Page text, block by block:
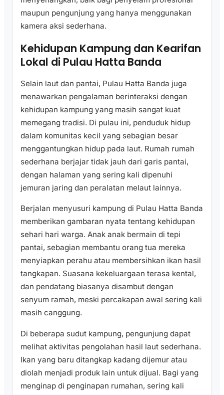
maupun pengunjung yang hanya menggunakan
kamera aksi sederhana.
Kehidupan Kampung dan Kearifan
Lokal di Pulau Hatta Banda
Selain laut dan pantai, Pulau Hatta Banda juga
menawarkan pengalaman berinteraksi dengan
kehidupan kampung yang masih sangat kuat
memegang tradisi. Di pulau ini, penduduk hidup
dalam komunitas kecil yang sebagian besar
menggantungkan hidup pada laut. Rumah rumah
sederhana berjajar tidak jauh dari garis pantai,
dengan halaman yang sering kali dipenuhi
jemuran jaring dan peralatan melaut lainnya.
Berjalan menyusuri kampung di Pulau Hatta Banda
memberikan gambaran nyata tentang kehidupan
sehari hari warga. Anak anak bermain di tepi
pantai, sebagian membantu orang tua mereka
menyiapkan perahu atau membersihkan ikan hasil
tangkapan. Suasana kekeluargaan terasa kental,
dan pendatang biasanya disambut dengan
senyum ramah, meski percakapan awal sering kali
masih canggung.
Di beberapa sudut kampung, pengunjung dapat
melihat aktivitas pengolahan hasil laut sederhana.
Ikan yang baru ditangkap kadang dijemur atau
diolah menjadi produk lain untuk dijual. Bagi yang
menginap di penginapan rumahan, sering kali